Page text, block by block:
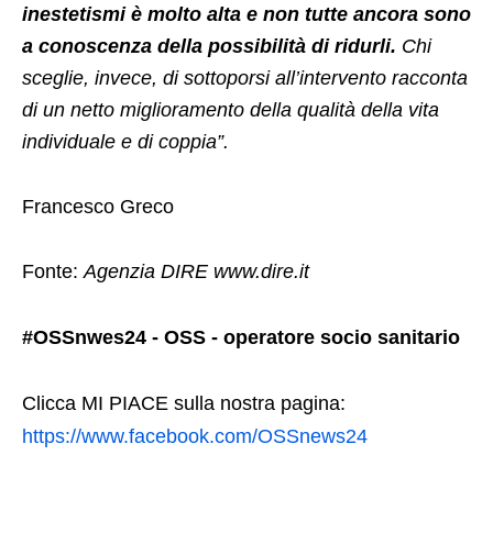
inestetismi è molto alta e non tutte ancora sono
a conoscenza della possibilità di ridurli. Chi
sceglie, invece, di sottoporsi all’intervento racconta
di un netto miglioramento della qualità della vita
individuale e di coppia”.
Francesco Greco
Fonte: Agenzia DIRE www.dire.it
#OSSnwes24 - OSS - operatore socio sanitario
Clicca MI PIACE sulla nostra pagina:
https://www.facebook.com/OSSnews24